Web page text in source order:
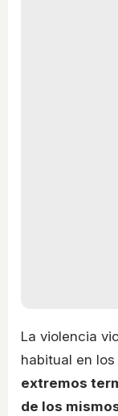
La violencia
habitual en
extremos
de los